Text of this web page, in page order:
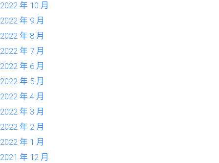
2022 年 10 月
2022 年 9 月
2022 年 8 月
2022 年 7 月
2022 年 6 月
2022 年 5 月
2022 年 4 月
2022 年 3 月
2022 年 2 月
2022 年 1 月
2021 年 12 月